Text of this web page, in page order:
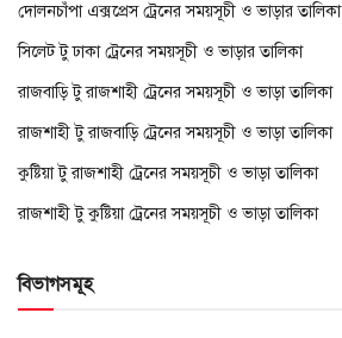
দোলনচাঁপা এক্সপ্রেস ট্রেনের সময়সূচী ও ভাড়ার তালিকা
সিলেট টু ঢাকা ট্রেনের সময়সূচী ও ভাড়ার তালিকা
রাজবাড়ি টু রাজশাহী ট্রেনের সময়সূচী ও ভাড়া তালিকা
রাজশাহী টু রাজবাড়ি ট্রেনের সময়সূচী ও ভাড়া তালিকা
কুষ্টিয়া টু রাজশাহী ট্রেনের সময়সূচী ও ভাড়া তালিকা
রাজশাহী টু কুষ্টিয়া ট্রেনের সময়সূচী ও ভাড়া তালিকা
বিভাগসমূহ